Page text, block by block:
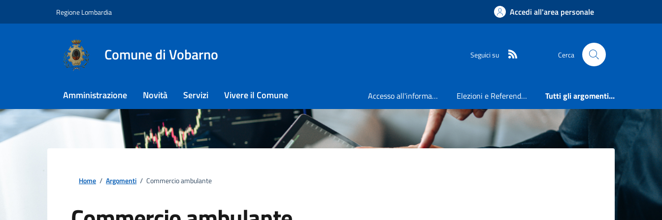
Regione Lombardia Accedi all'area personale
Comune di Vobarno Seguici su Cerca
Amministrazione Novità Servizi Vivere il Comune Accesso all'informazione Elezioni e Referendum Tutti gli argomenti...
Home / Argomenti / Commercio ambulante